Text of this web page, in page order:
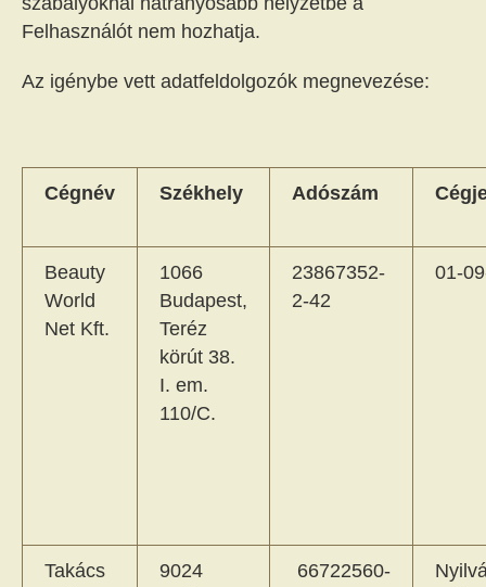
Felhasználót nem hozhatja.
Az igénybe vett adatfeldolgozók megnevezése:
Cégnév Székhely Adószám
Beauty
World
Net Kft.
1066
Budapest,
Teréz
körút 38.
I. em.
110/C.
23867352-
2-42
01-
Takács
9024
66722560-